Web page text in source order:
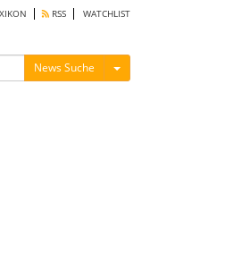
RSS WATCHLIST
News Suche Menü ein-/ausblenden